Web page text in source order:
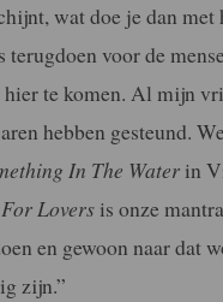
wat doe je dan
terugdoen voor de
hier te komen. Al mijn
hebben gesteund.
In The Water in
Lovers is onze
en gewoon naar dat
zijn.”